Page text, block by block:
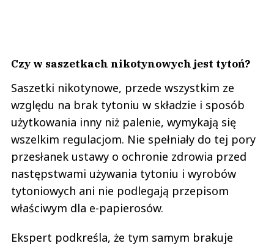
Czy w saszetkach nikotynowych jest tytoń?
Saszetki nikotynowe, przede wszystkim ze
względu na brak tytoniu w składzie i sposób
użytkowania inny niż palenie, wymykają się
wszelkim regulacjom. Nie spełniały do tej pory
przesłanek ustawy o ochronie zdrowia przed
następstwami używania tytoniu i wyrobów
tytoniowych ani nie podlegają przepisom
właściwym dla e-papierosów.
Ekspert podkreśla, że tym samym brakuje